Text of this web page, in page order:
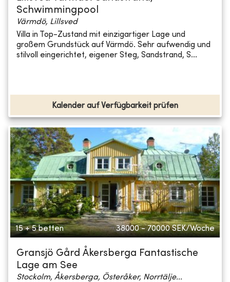
Schwimmingpool
Värmdö, Lillsved
Villa in Top-Zustand mit einzigartiger Lage und
großem Grundstück auf Värmdö. Sehr aufwendig und
stilvoll eingerichtet, eigener Steg, Sandstrand, S...
Kalender auf Verfügbarkeit prüfen
15 + 5 betten 38000 - 70000 SEK/Woche
Gransjö Gård Åkersberga Fantastische
Lage am See
Stockolm, Åkersberga, Österåker, Norrtälje...